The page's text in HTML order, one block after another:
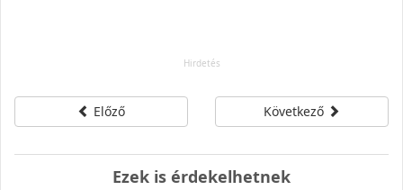
Előző Következő
Ezek is érdekelhetnek